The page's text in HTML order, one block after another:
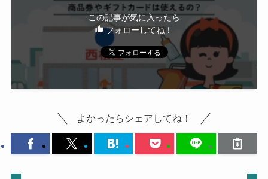
この記事が気に入ったら
フォローしてね！
よかったらシェアしてね！